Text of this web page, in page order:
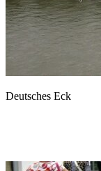
Deutsches Eck